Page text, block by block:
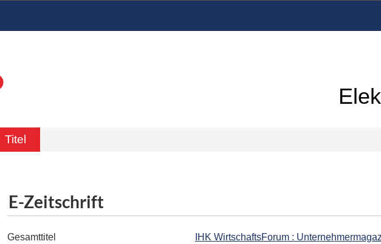
Titel
E-Zeitschrift
Gesamttitel
IHK WirtschaftsForum :